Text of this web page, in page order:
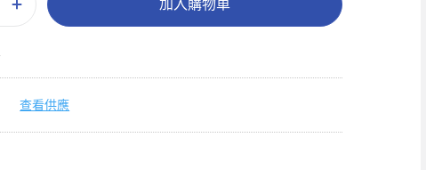
加入購物車
查看供應